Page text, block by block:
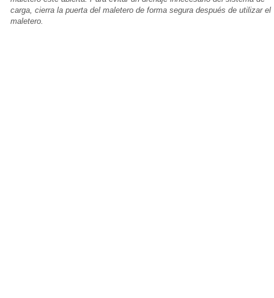
carga, cierra la puerta del maletero de forma segura después de utilizar el
maletero.